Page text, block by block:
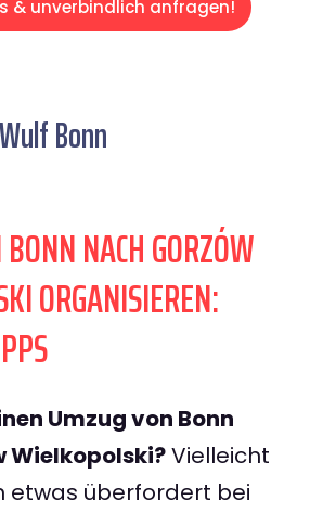
& unverbindlich anfragen!
Bonn
NACH GORZÓW
ORGANISIEREN:
Umzug von Bonn
Wielkopolski?Vielleicht
etwas überfordert bei